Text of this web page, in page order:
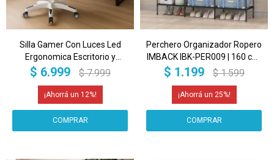
Silla Gamer Con Luces Led
Ergonomica Escritorio y
apoyapies con Cuero
$ 6.999 $ 7.999
12
Perchero Organizador Ropero
IMBACK IBK-PER009 | 160 cm,
Estructura Metálica
Colgador de Ropa Negro
$ 1.199 $ 1.599
25